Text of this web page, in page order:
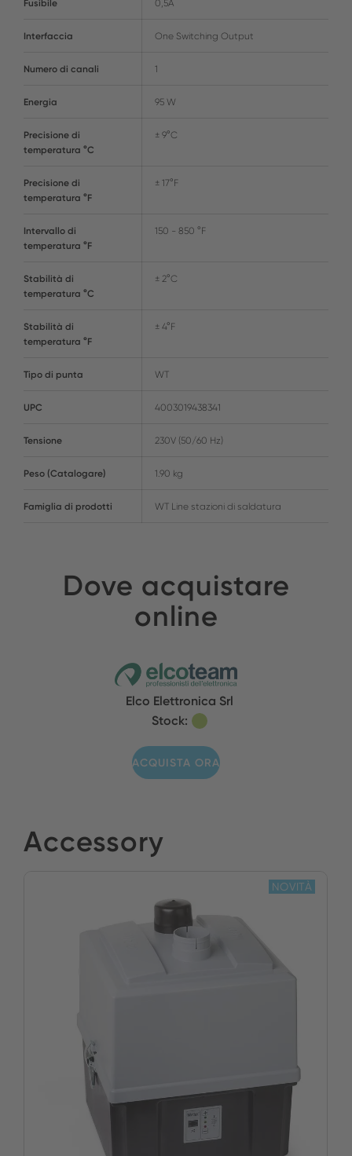
Fusibile 0,5A
Interfaccia One Switching Output
Numero di canali 1
Energia 95 W
Precisione di
temperatura °C
± 9°C
Precisione di
temperatura °F
± 17°F
Intervallo di
temperatura °F
150 - 850 °F
Stabilità di
temperatura °C
± 2°C
Stabilità di
temperatura °F
± 4°F
Tipo di punta WT
UPC 4003019438341
Tensione 230V (50/60 Hz)
Peso (Catalogare) 1.90 kg
Famiglia di prodotti WT Line stazioni di saldatura
Dove acquistare
online
Elco Elettronica Srl
Stock:
ACQUISTA ORA
Accessory
NOVITÀ